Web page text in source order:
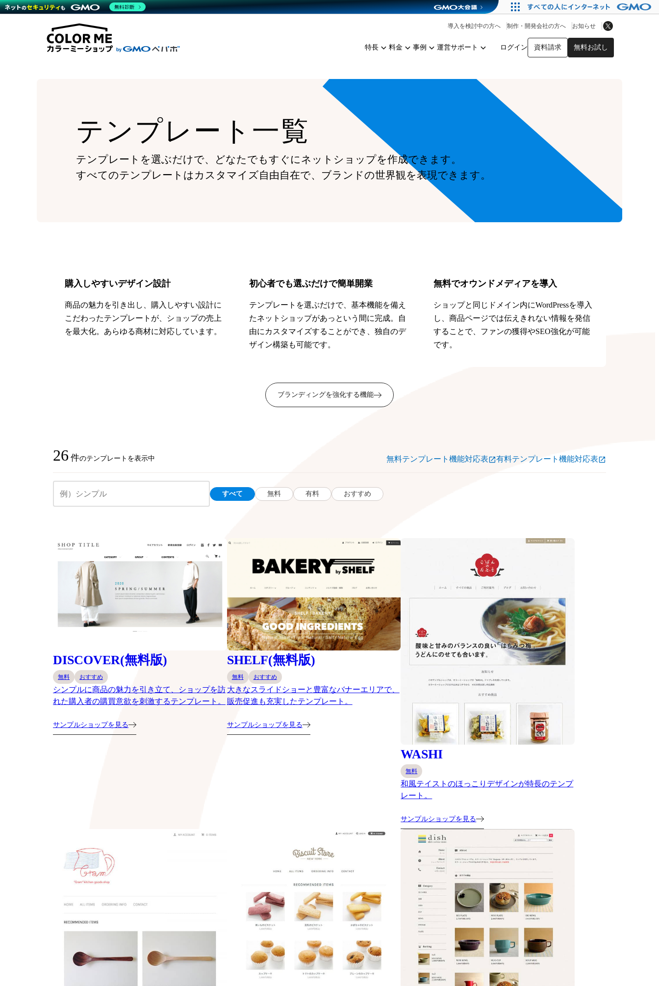
特長 料金 事例 運営サポート ログイン 資料請求 無料お試し
導入を検討中の方へ 制作・開発会社の方へ お知らせ
商材一覧を見る
機能一覧を見る
WordPress導入
顧客ロイヤリティを向上
複数店舗との連携
雑貨販売 アプリストア
料金
プラン・料金一覧を見る
料金シミュレーション
事例
運営サポート
サポート一覧を見る
コミュニティイベントCarty
テンプレート一覧
テンプレートを選ぶだけで、どなたでもすぐにネットショップを作成できます。
すべてのテンプレートはカスタマイズ自由自在で、ブランドの世界観を表現できます。
購入しやすいデザイン設計
商品の魅力を引き出し、購入しやすい設計に
こだわったテンプレートが、ショップの売上
を最大化。あらゆる商材に対応しています。
初心者でも選ぶだけで簡単開業
テンプレートを選ぶだけで、基本機能を備え
たネットショップがあっという間に完成。自
由にカスタマイズすることができ、独自のデ
ザイン構築も可能です。
無料でオウンドメディアを導入
ショップと同じドメイン内にWordPressを導入
し、商品ページでは伝えきれない情報を発信
することで、ファンの獲得やSEO強化が可能
です。
ブランディングを強化する機能
26 件のテンプレートを表示中 無料テンプレート機能対応表 有料テンプレート機能対応表
すべて 無料 有料 おすすめ
DISCOVER(無料版)
無料 おすすめ
シンプルに商品の魅力を引き立て、ショップを訪
れた購入者の購買意欲を刺激するテンプレート。
サンプルショップを見る
SHELF(無料版)
無料 おすすめ
大きなスライドショーと豊富なバナーエリアで、
販売促進も充実したテンプレート。
サンプルショップを見る
WASHI
無料
和風テイストのほっこりデザインが特長のテンプ
レート。
サンプルショップを見る
無料診断